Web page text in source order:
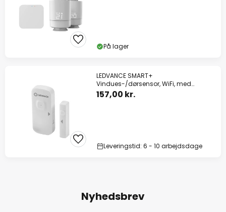
På lager
LEDVANCE SMART+
Vindues-/dørsensor, WiFi, med
genopladeligt batteri
157,00 kr.
Leveringstid: 6 - 10 arbejdsdage
Nyhedsbrev